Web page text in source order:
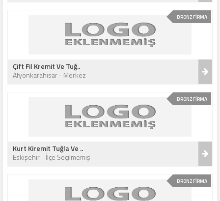
BRONZ FİRMA
Çift Fil Kremit Ve Tuğ..
Afyonkarahisar - Merkez
BRONZ FİRMA
Kurt Kiremit Tuğla Ve ..
Eskişehir - İlçe Seçilmemiş
BRONZ FİRMA